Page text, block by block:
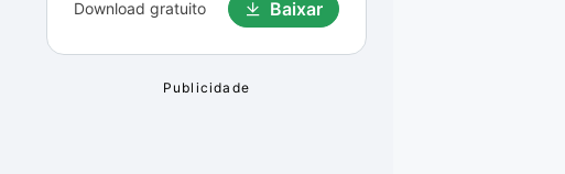
Download gratuito Baixar